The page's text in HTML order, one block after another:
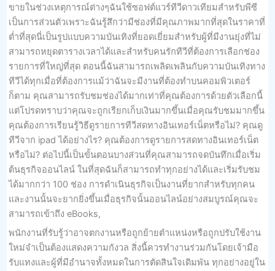
ขายในช่วงเหตุการณ์ต่างๆฉันใช้ซอฟต์แวร์ทีวีดาวเทียมสำหรับพีซี
เป็นการส่วนตัวเพราะฉันรู้สึกว่ามีช่องที่มีคุณภาพมากที่สุดในราคาที่
ต่ำที่สุดนี่เป็นรูปแบบความบันเทิงที่ยอดเยี่ยมสำหรับผู้ที่มีงานยุ่งที่ไม่
สามารถหยุดตารางเวลาได้และสำหรับคนรักทีวีที่ต้องการเลือกช่อง
รายการที่ใหญ่ที่สุด ตอนนี้ฉันสามารถเพลิดเพลินกับความบันเทิงทาง
ทีวีได้ทุกเมื่อที่ต้องการแม้ว่าฉันจะมีงานที่ต้องทำบนคอมพิวเตอร์
ก็ตาม คุณสามารถรับชมช่องได้มากเท่าที่คุณต้องการด้วยตัวเลือกนี้
แต่โปรดทราบว่าคุณจะถูกเรียกเก็บเงินมากขึ้นเมื่อคุณรับชมมากขึ้น
คุณต้องการเรียนรู้วิธีดูรายการทีวีสดทางอินเทอร์เน็ตหรือไม่? คุณดู
ทีวีจาก ipad ได้อย่างไร? คุณต้องการดูรายการสดทางอินเทอร์เน็ต
หรือไม่? ต่อไปนี้เป็นขั้นตอนบางส่วนที่คุณสามารถจดบันทึกเมื่อเริ่ม
ต้นธุรกิจออนไลน์ ในที่สุดฉันก็สามารถทำทุกอย่างได้และเริ่มรับชม
ได้มากกว่า 100 ช่อง การดำเนินธุรกิจเป็นงานที่ยากสำหรับทุกคน
และงานนั้นจะยากยิ่งขึ้นเมื่อธุรกิจนั้นออนไลน์อย่างสมบูรณ์คุณจะ
สามารถเข้าถึง eBooks,
พนักงานที่รับรู้ว่าอาจตกงานหรือถูกย้ายตำแหน่งหรือถูกปรับใช้งาน
ใหม่จำเป็นต้องแสดงความกังวล สิ่งนี้ควรทำงานร่วมกันโดยเจ้ามือ
รับแทงและผู้ที่มีอำนาจทั้งหมดในการตัดสินใจเดิมพัน ทุกอย่างอยู่ใน